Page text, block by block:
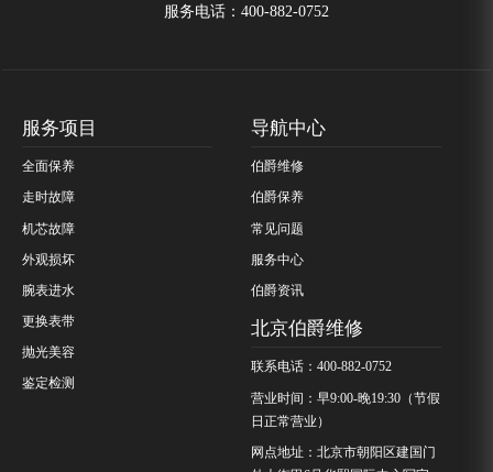
服务电话： 400-882-0752
服务项目
全面保养
走时故障
机芯故障
外观损坏
腕表进水
更换表带
抛光美容
鉴定检测
导航中心
伯爵维修
伯爵保养
常见问题
服务中心
伯爵资讯
北京伯爵维修
联系电话：400-882-0752
营业时间：早9:00-晚19:30（节假
日正常营业）
网点地址：北京市朝阳区建国门